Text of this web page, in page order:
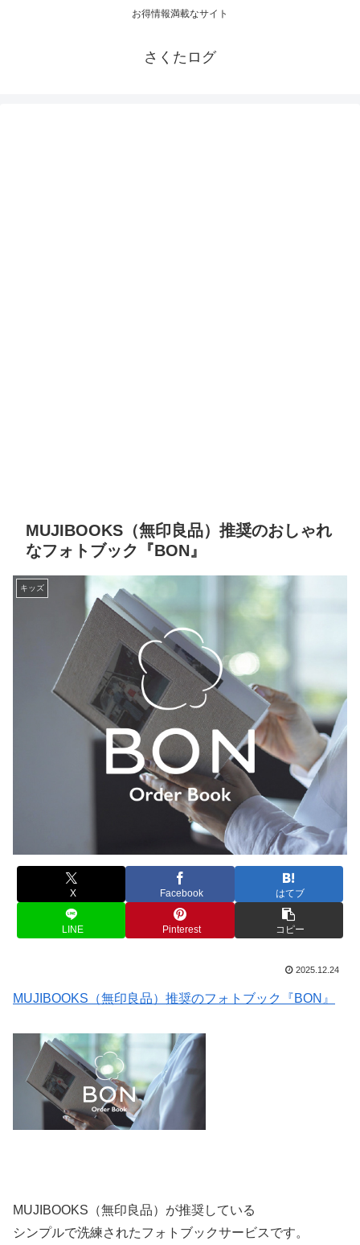
お得情報満載なサイト
さくたログ
MUJIBOOKS（無印良品）推奨のおしゃれ
なフォトブック『BON』
キッズ
X Facebook はてブ
LINE Pinterest コピー
2025.12.24
MUJIBOOKS（無印良品）推奨のフォトブック『BON』
MUJIBOOKS（無印良品）が推奨している
シンプルで洗練されたフォトブックサービスです。